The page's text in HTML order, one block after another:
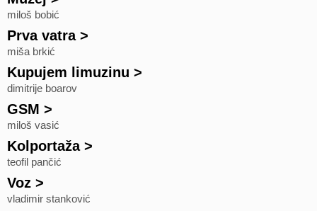
miloš bobić
Prva vatra>
miša brkić
Kupujem limuzinu >
dimitrije boarov
GSM >
miloš vasić
Kolportaža>
teofil pančić
Voz >
vladimir stanković